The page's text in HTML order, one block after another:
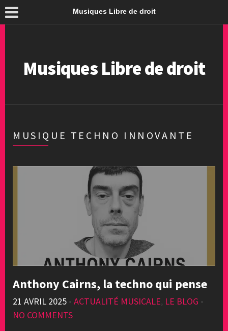
Musiques Libre de droit
Musiques Libre de droit
MUSIQUE TECHNO INNOVANTE
Anthony Cairns, la techno qui pense
21 AVRIL 2025 • ACTUALITÉ MUSICALE, LE BLOG •
NO COMMENTS